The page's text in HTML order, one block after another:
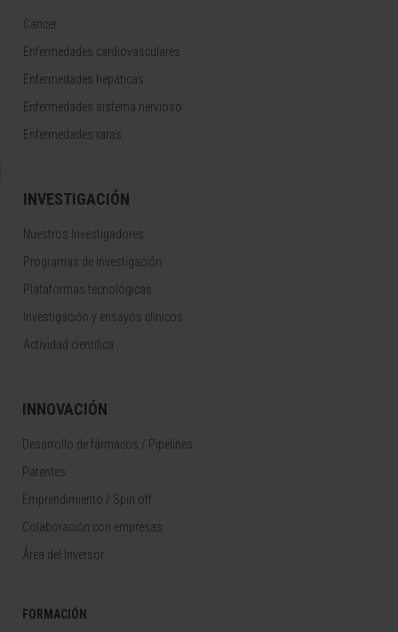
Cáncer
Enfermedades cardiovasculares
Enfermedades hepáticas
Enfermedades sistema nervioso
Enfermedades raras
INVESTIGACIÓN
Nuestros Investigadores
Programas de investigación
Plataformas tecnológicas
Investigación y ensayos clínicos
Actividad científica
INNOVACIÓN
Desarrollo de fármacos / Pipelines
Patentes
Emprendimiento / Spin off
Colaboración con empresas
Área del Inversor
FORMACIÓN